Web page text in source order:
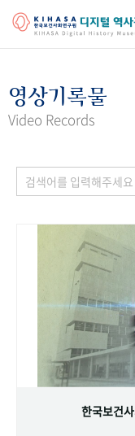
걸어온 길 기관 변천사
정책과 연구 키워드
기록물 아카이브
사진 아카이브 문
주년 기념
성과 50선 숫자로 보
영상기록물
Video Records
한국보건